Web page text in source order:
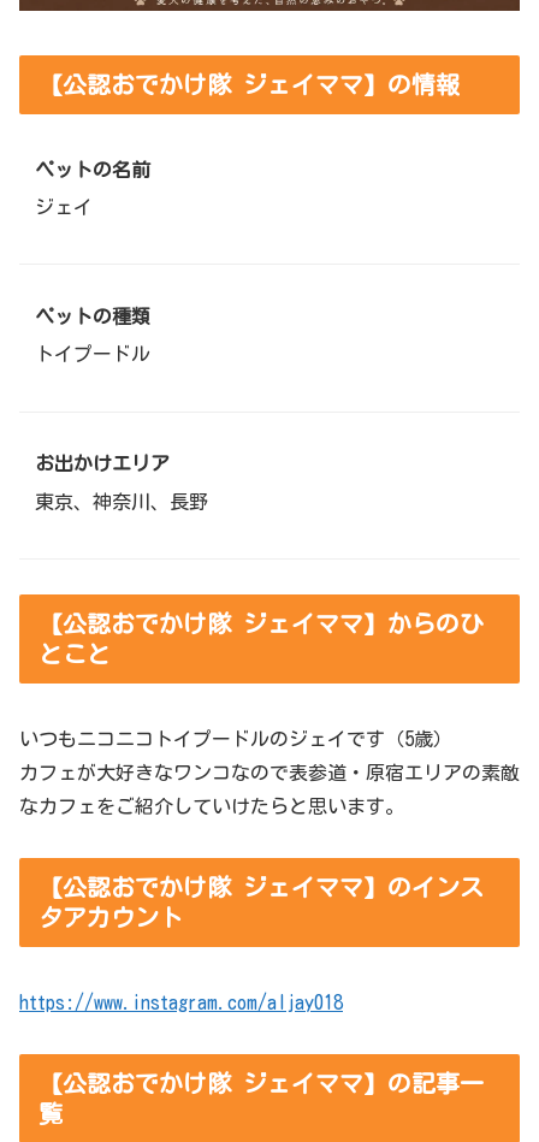
【公認おでかけ隊 ジェイママ】の情報
ペットの名前
ジェイ
ペットの種類
トイプードル
お出かけエリア
東京、神奈川、長野
【公認おでかけ隊 ジェイママ】からのひ
とこと
いつもニコニコトイプードルのジェイです（5歳）
カフェが大好きなワンコなので表参道・原宿エリアの素敵
なカフェをご紹介していけたらと思います。
【公認おでかけ隊 ジェイママ】のインス
タアカウント
https://www.instagram.com/aljay018
【公認おでかけ隊 ジェイママ】の記事一
覧